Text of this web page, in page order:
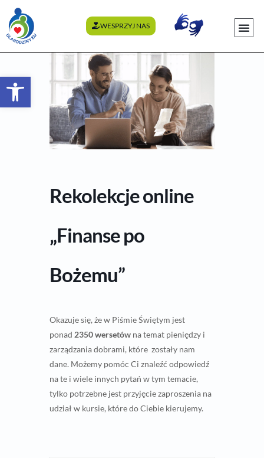
WESPRZYJ NAS
Rekolekcje online
„Finanse po
Bożemu”
Okazuje się, że w Piśmie Świętym jest
ponad 2350 wersetów na temat pieniędzy i
zarządzania dobrami, które zostały nam
dane. Możemy pomóc Ci znaleźć odpowiedź
na te i wiele innych pytań w tym temacie,
tylko potrzebne jest przyjęcie zaproszenia na
udział w kursie, które do Ciebie kierujemy.
Otwórz pasek narzędzi